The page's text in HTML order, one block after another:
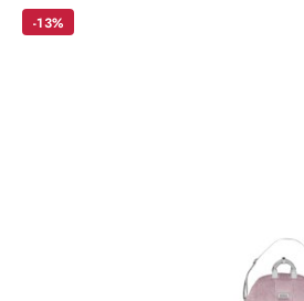
statusie:
-13%